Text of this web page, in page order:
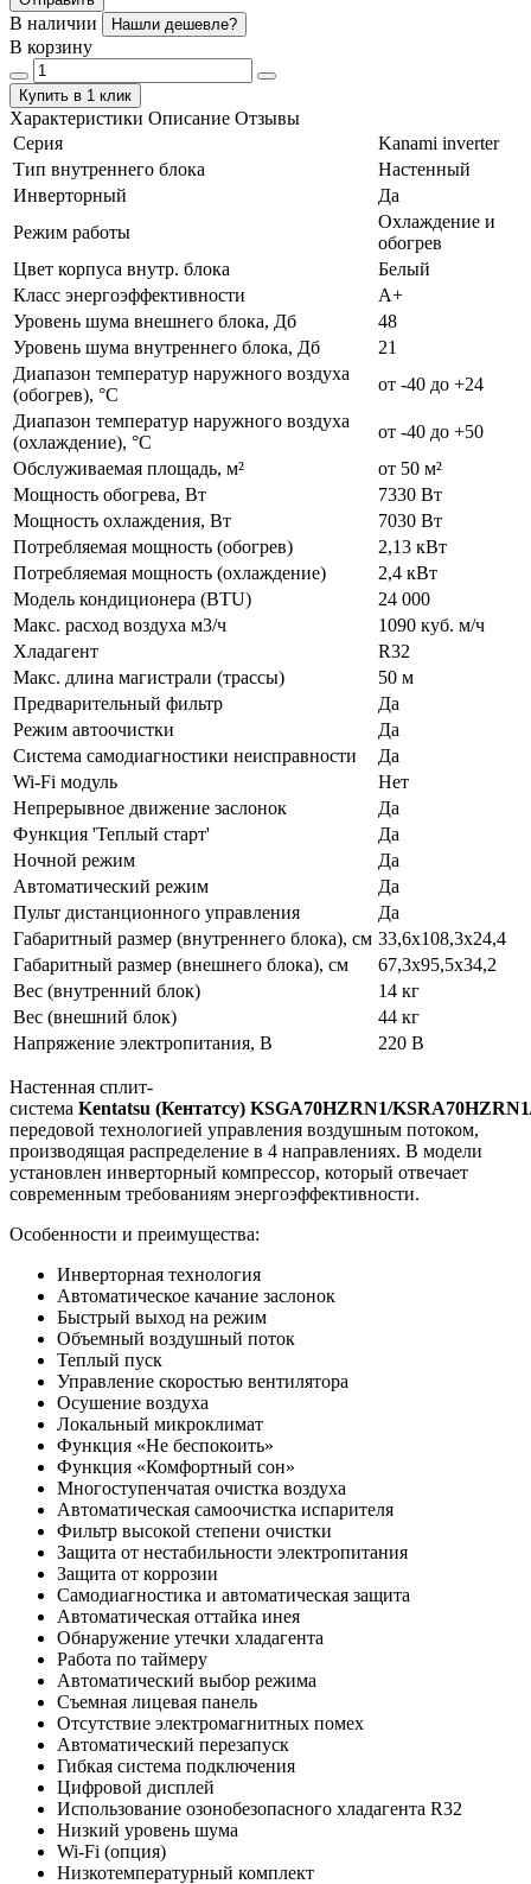
В наличии Нашли дешевле?
В корзину
Купить в 1 клик
Характеристики Описание Отзывы
Серия
Kanami inverter
Тип внутреннего блока
Настенный
Инверторный
Да
Режим работы
Охлаждение и
обогрев
Цвет корпуса внутр. блока
Белый
Класс энергоэффективности
А+
Уровень шума внешнего блока, Дб
48
Уровень шума внутреннего блока, Дб
21
Диапазон температур наружного воздуха
(обогрев), °C
от -40 до +24
Диапазон температур наружного воздуха
(охлаждение), °C
от -40 до +50
Обслуживаемая площадь, м²
от 50 м²
Мощность обогрева, Вт
7330 Вт
Мощность охлаждения, Вт
7030 Вт
Потребляемая мощность (обогрев)
2,13 кВт
Потребляемая мощность (охлаждение)
2,4 кВт
Модель кондиционера (BTU)
24 000
Макс. расход воздуха м3/ч
1090 куб. м/ч
Хладагент
R32
Макс. длина магистрали (трассы)
50 м
Предварительный фильтр
Да
Режим автоочистки
Да
Система самодиагностики неисправности
Да
Wi-Fi модуль
Нет
Непрерывное движение заслонок
Да
Функция 'Теплый старт'
Да
Ночной режим
Да
Автоматический режим
Да
Пульт дистанционного управления
Да
Габаритный размер (внутреннего блока), см 33,6x108,3x24,4
Габаритный размер (внешнего блока), см
67,3х95,5х34,2
Вес (внутренний блок)
14 кг
Вес (внешний блок)
44 кг
Напряжение электропитания, В
220 В
Настенная сплит-
система Kentatsu (Кентатсу) KSGA70HZRN1/
передовой технологией управления воздушным потоком,
производящая распределение в 4 направлениях. В модели
установлен инверторный компрессор, который отвечает
современным требованиям энергоэффективности.
Особенности и преимущества:
Инверторная технология
Автоматическое качание заслонок
Быстрый выход на режим
Объемный воздушный поток
Теплый пуск
Управление скоростью вентилятора
Осушение воздуха
Локальный микроклимат
Функция «Не беспокоить»
Функция «Комфортный сон»
Многоступенчатая очистка воздуха
Автоматическая самоочистка испарителя
Фильтр высокой степени очистки
Защита от нестабильности электропитания
Защита от коррозии
Самодиагностика и автоматическая защита
Автоматическая оттайка инея
Обнаружение утечки хладагента
Работа по таймеру
Автоматический выбор режима
Съемная лицевая панель
Отсутствие электромагнитных помех
Автоматический перезапуск
Гибкая система подключения
Цифровой дисплей
Использование озонобезопасного хладагента R32
Низкий уровень шума
Wi-Fi (опция)
Низкотемпературный комплект